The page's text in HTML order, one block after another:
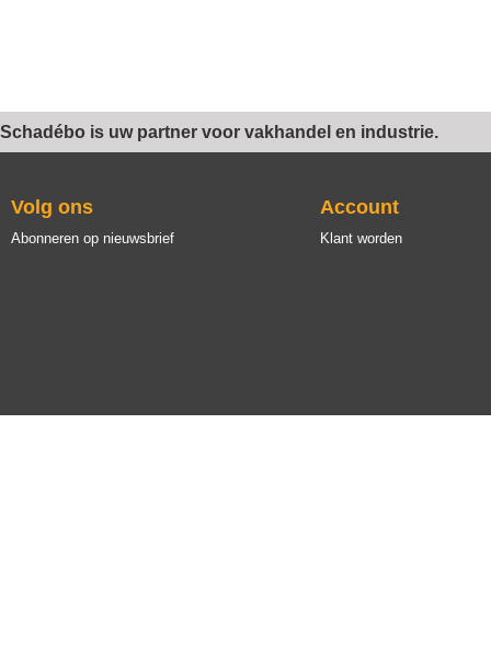
Schadébo is uw partner voor vakhandel en industrie.
Volg ons
Abonneren op nieuwsbrief
Account
Klant worden